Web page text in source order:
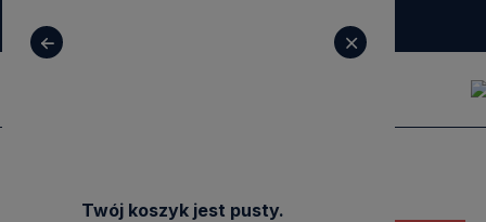
sklep@decoratore.pl
Twój koszyk jest pusty.